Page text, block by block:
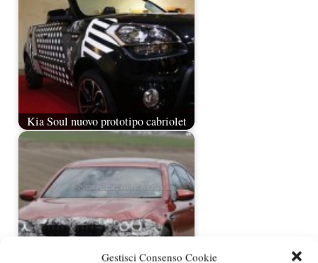
Gestisci Consenso Cookie
Kia Soul nuovo prototipo cabriolet